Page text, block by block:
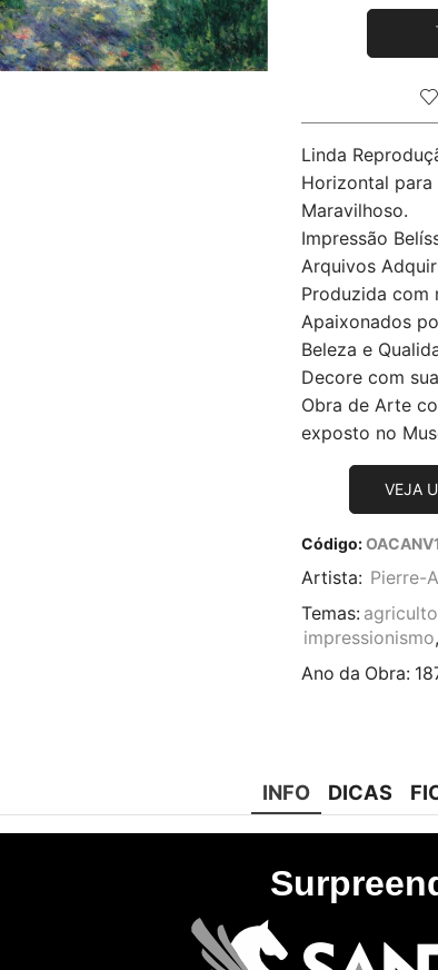
Linda
Horizontal para
Maravilhoso.
Impressão
Arquivos
Produzida com
Apaixonados
Beleza e
Decore com
Obra de Arte
exposto no
VEJA
Código:
Artista: Pierre-
Temas:
impressionismo,
Ano da Obra:
INFO DICAS